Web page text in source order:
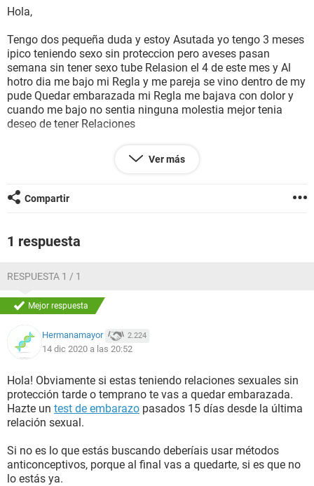
BIENESTAR
SEXUALIDAD
GLOSARIO
Hola,
Tengo dos pequeña duda y estoy Asutada yo tengo 3 meses
ipico teniendo sexo sin proteccion pero aveses pasan
semana sin tener sexo tube Relasion el 4 de este mes y Al
hotro dia me bajo mi Regla y me pareja se vino dentro de my
pude Quedar embarazada mi Regla me bajava con dolor y
cuando me bajo no sentia ninguna molestia mejor tenia
deseo de tener Relaciones
La hotra inquietu hoy tube Relaciones y mi pareja se vino
dos veses puedo Quedar embarazada
Ver más
Compartir
1 respuesta
RESPUESTA 1 / 1
Mejor respuesta
Hermanamayor 2.224
14 dic 2020 a las 20:52
Hola! Obviamente si estas teniendo relaciones sexuales sin
protección tarde o temprano te vas a quedar embarazada.
Hazte un test de embarazo pasados 15 días desde la última
relación sexual.
Si no es lo que estás buscando deberíais usar métodos
anticonceptivos, porque al final vas a quedarte, si es que no
lo estás ya.